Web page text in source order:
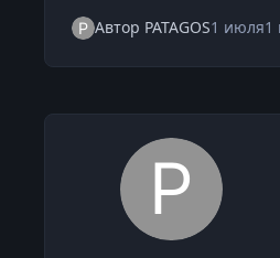
Автор PATAGOS1 июля1